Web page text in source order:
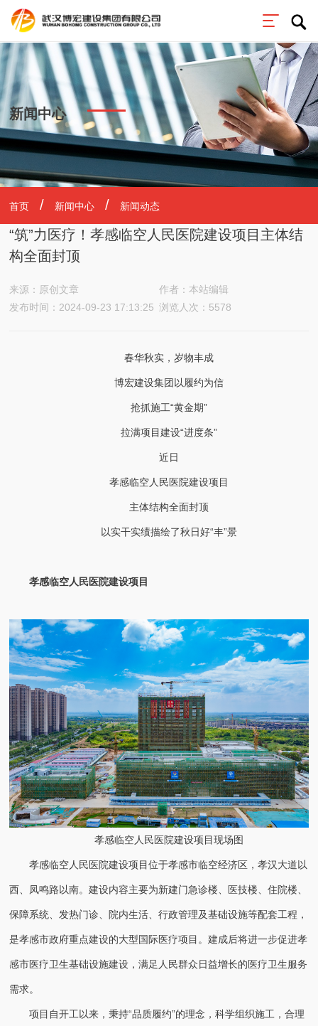
新闻中心
首页 新闻中心 新闻动态
“筑”力医疗！孝感临空人民医院建设项目主体结
构全面封顶
来源：原创文章
作者：本站编辑
发布时间：2024-09-23 17:13:25 浏览人次：5578
春华秋实，岁物丰成
博宏建设集团以履约为信
抢抓施工“黄金期”
拉满项目建设“进度条”
近日
孝感临空人民医院建设项目
主体结构全面封顶
以实干实绩描绘了秋日好“丰”景
孝感临空人民医院建设项目
孝感临空人民医院建设项目现场图
孝感临空人民医院建设项目位于孝感市临空经济区，孝汉大道以
西、凤鸣路以南。建设内容主要为新建门急诊楼、医技楼、住院楼、
保障系统、发热门诊、院内生活、行政管理及基础设施等配套工程，
是孝感市政府重点建设的大型国际医疗项目。建成后将进一步促进孝
感市医疗卫生基础设施建设，满足人民群众日益增长的医疗卫生服务
需求。
项目自开工以来，秉持“品质履约”的理念，科学组织施工，合理